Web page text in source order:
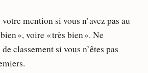
mention si vous n’avez pas au
», voire « très bien ». Ne
classement si vous n’êtes pas